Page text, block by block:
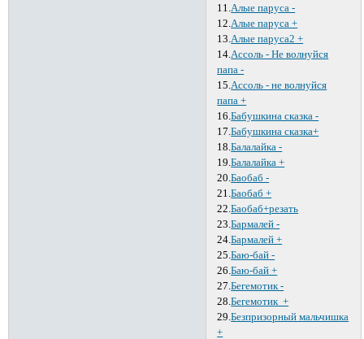
11. Алые паруса -
12. Алые паруса +
13. Алые паруса2 +
14. Ассоль - Не волнуйся
папа -
15. Ассоль - не волнуйся
папа +
16.Бабушкина сказка -
17.Бабушкина сказка+
18.Балалайка -
19.Балалайка +
20.Баобаб -
21.Баобаб +
22.Баобаб+резать
23.Бармалей -
24.Бармалей +
25.Баю-бай -
26.Баю-бай +
27.Бегемотик -
28.Бегемотик +
29.Безпризорный мальчишка
+